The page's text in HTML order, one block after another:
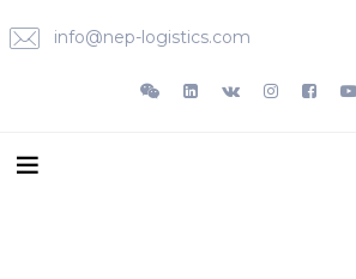
info@nep-logistics.com